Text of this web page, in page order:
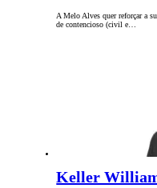
A Melo Alves quer reforçar a
de contencioso (civil e…
Keller